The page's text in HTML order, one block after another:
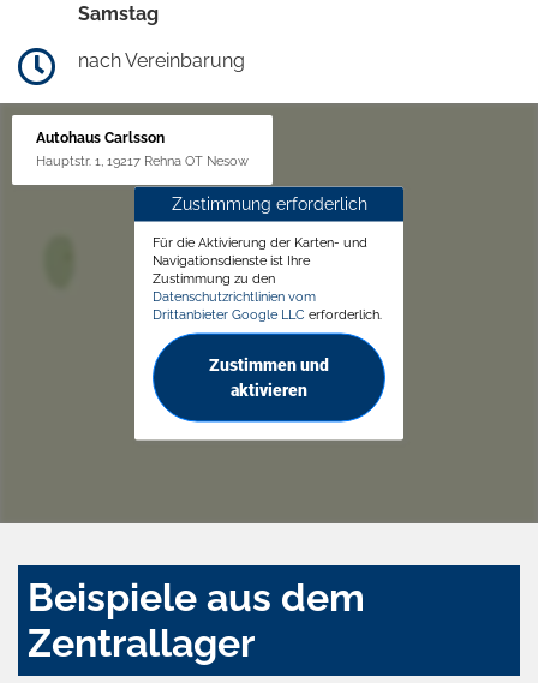
Samstag
nach Vereinbarung
Autohaus Carlsson
Hauptstr. 1, 19217 Rehna OT Nesow
Zustimmung erforderlich
Für die Aktivierung der Karten- und
Navigationsdienste ist Ihre
Zustimmung zu den
Datenschutzrichtlinien vom
Drittanbieter Google LLC erforderlich.
Zustimmen und
aktivieren
Beispiele aus dem
Zentrallager